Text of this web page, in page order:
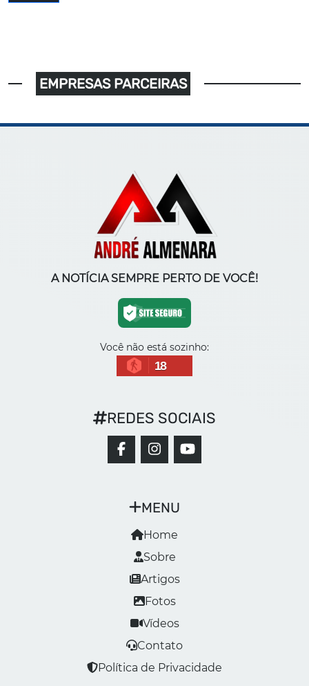
EMPRESAS PARCEIRAS
A NOTÍCIA SEMPRE PERTO DE VOCÊ!
Você não está sozinho:
18
MENU
Home
Sobre
Artigos
Fotos
Vídeos
Contato
Política de Privacidade
REDES SOCIAIS